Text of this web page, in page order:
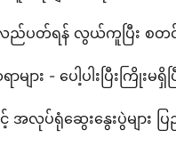
ည်ပတ်ရန် လွယ်ကူပြီး စတ
ျား - ပေါ့ပါးပြီးကြိုး
င့် အလုပ်ရုံဆွေးနွေးပွဲများ